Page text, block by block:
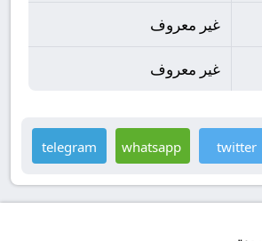
غير معروف
غير معروف
twitter
whatsapp
telegram